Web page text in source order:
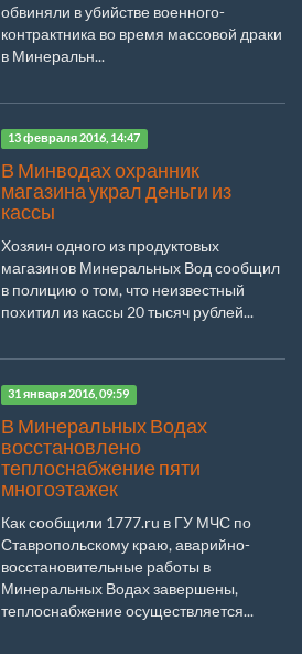
обвиняли в убийстве военного-
контрактника во время массовой драки
в Минеральн...
13 февраля 2016, 14:47
В Минводах охранник
магазина украл деньги из
кассы
Хозяин одного из продуктовых
магазинов Минеральных Вод сообщил
в полицию о том, что неизвестный
похитил из кассы 20 тысяч рублей...
31 января 2016, 09:59
В Минеральных Водах
восстановлено
теплоснабжение пяти
многоэтажек
Как сообщили 1777.ru в ГУ МЧС по
Ставропольскому краю, аварийно-
восстановительные работы в
Минеральных Водах завершены,
теплоснабжение осуществляется...